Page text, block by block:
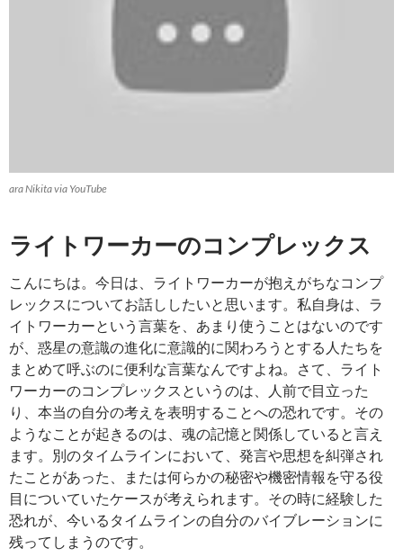
ara Nikita via YouTube
ライトワーカーのコンプレックス
こんにちは。今日は、ライトワーカーが抱えがちなコンプ
レックスについてお話ししたいと思います。私自身は、ラ
イトワーカーという言葉を、あまり使うことはないのです
が、惑星の意識の進化に意識的に関わろうとする人たちを
まとめて呼ぶのに便利な言葉なんですよね。さて、ライト
ワーカーのコンプレックスというのは、人前で目立った
り、本当の自分の考えを表明することへの恐れです。その
ようなことが起きるのは、魂の記憶と関係していると言え
ます。別のタイムラインにおいて、発言や思想を糾弾され
たことがあった、または何らかの秘密や機密情報を守る役
目についていたケースが考えられます。その時に経験した
恐れが、今いるタイムラインの自分のバイブレーションに
残ってしまうのです。